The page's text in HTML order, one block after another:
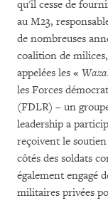
qu'il cesse de
au M23,
de nombreuses
coalition de
appelées les «
les Forces
(FDLR) – un
leadership a
reçoivent le
côtés des soldats
également engagé
militaires privées